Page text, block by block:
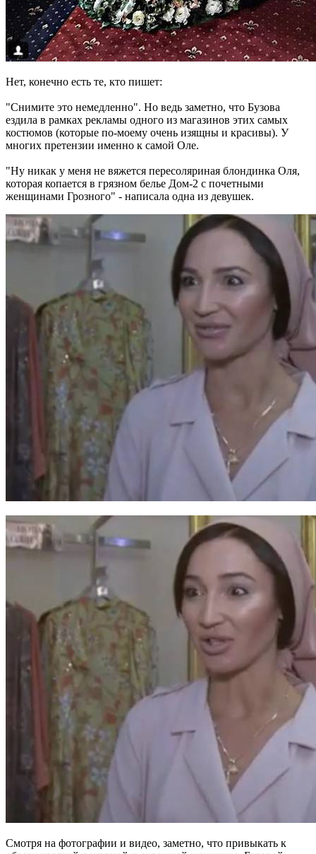
Нет, конечно есть те, кто пишет:
"Снимите это немедленно". Но ведь заметно, что Бузова
ездила в рамках рекламы одного из магазинов этих самых
костюмов (которые по-моему очень изящны и красивы). У
многих претензии именно к самой Оле.
"Ну никак у меня не вяжется пересоляриная блондинка Оля,
которая копается в грязном белье Дом-2 с почетными
женщинами Грозного" - написала одна из девушек.
Смотря на фотографии и видео, заметно, что привыкать к